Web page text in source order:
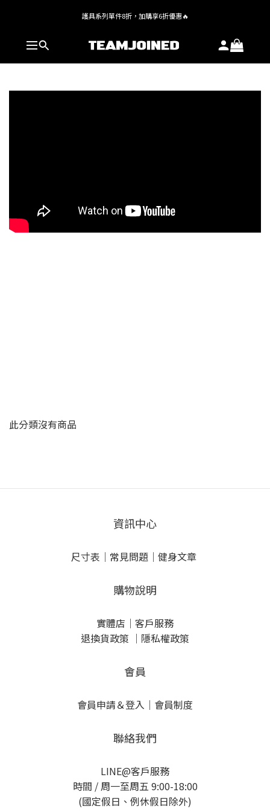
全館 $1,380 即享免運
護具系列單件8折，加購享6折優惠🔥
全館 $1,380 即享免運
此分類沒有商品
資訊中心
尺寸表 ｜ 常見問題 ｜ 健身文章
購物說明
實體店 ｜ 客戶服務
退換貨政策 ｜ 隱私權政策
會員
會員申請＆登入 ｜ 會員制度
聯絡我們
LINE@客戶服務
時間 / 周一至周五 9:00-18:00
(國定假日、例休假日除外)